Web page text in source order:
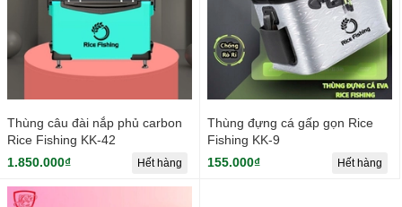
Thùng câu đài nắp phủ carbon
Rice Fishing KK-42
1.850.000₫
Hết hàng
Thùng đựng cá gấp gọn Rice
Fishing KK-9
155.000₫
Hết hàng